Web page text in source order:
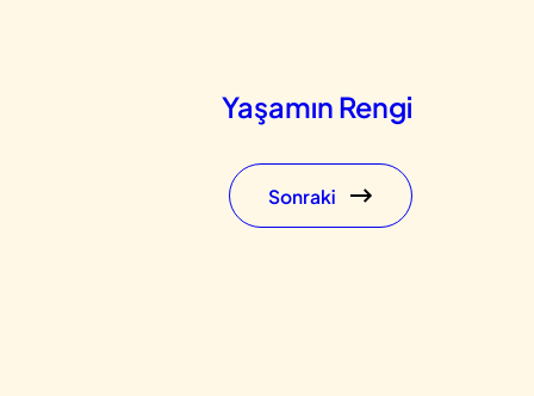
Yaşamın Rengi
Sonraki